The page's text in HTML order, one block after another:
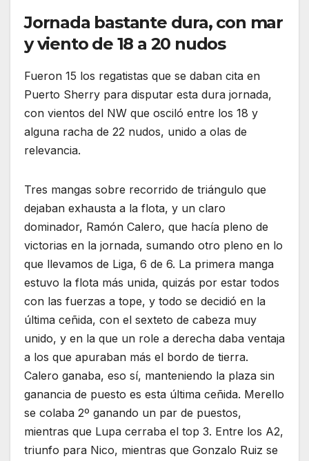
Jornada bastante dura, con mar
y viento de 18 a 20 nudos
Fueron 15 los regatistas que se daban cita en
Puerto Sherry para disputar esta dura jornada,
con vientos del NW que osciló entre los 18 y
alguna racha de 22 nudos, unido a olas de
relevancia.
Tres mangas sobre recorrido de triángulo que
dejaban exhausta a la flota, y un claro
dominador, Ramón Calero, que hacía pleno de
victorias en la jornada, sumando otro pleno en lo
que llevamos de Liga, 6 de 6. La primera manga
estuvo la flota más unida, quizás por estar todos
con las fuerzas a tope, y todo se decidió en la
última ceñida, con el sexteto de cabeza muy
unido, y en la que un role a derecha daba ventaja
a los que apuraban más el bordo de tierra.
Calero ganaba, eso sí, manteniendo la plaza sin
ganancia de puesto es esta última ceñida. Merello
se colaba 2º ganando un par de puestos,
mientras que Lupa cerraba el top 3. Entre los A2,
triunfo para Nico, mientras que Gonzalo Ruiz se